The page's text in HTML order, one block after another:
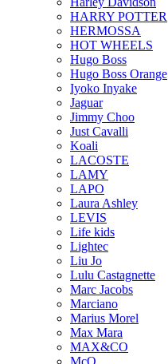
HARRY POTTER
HERMOSSA
HOT WHEELS
Hugo Boss
Hugo Boss Orange
Iyoko Inyake
Jaguar
Jimmy Choo
Just Cavalli
Koali
LACOSTE
LAMY
LAPO
Laura Ashley
LEVIS
Life kids
Lightec
Liu Jo
Lulu Castagnette
Marc Jacobs
Marciano
Marius Morel
Max Mara
MAX&CO
McQ